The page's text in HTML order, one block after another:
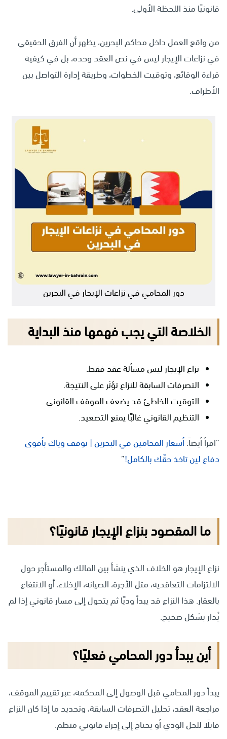
قانونيًا منذ اللحظة الأولى.
من واقع العمل داخل محاكم البحرين، يظهر أن الفرق الحقيقي
في نزاعات الإيجار ليس في نص العقد وحده، بل في كيفية
قراءة الوقائع، وتوقيت الخطوات، وطريقة إدارة التواصل بين
الأطراف.
دور المحامي في نزاعات الإيجار في البحرين
الخلاصة التي يجب فهمها منذ البداية
نزاع الإيجار ليس مسألة عقد فقط.
التصرفات السابقة للنزاع تؤثر على النتيجة.
التوقيت الخاطئ قد يضعف الموقف القانوني.
التنظيم القانوني غالبًا يمنع التصعيد.
“اقرأ أيضاً:أسعار المحامين في البحرين | نوقف وياك بأقوى
دفاع لين تاخذ حقّك بالكامل!”
ما المقصود بنزاع الإيجار قانونيًا؟
نزاع الإيجار هو الخلاف الذي ينشأ بين المالك والمستأجر حول
الالتزامات التعاقدية، مثل الأجرة، الصيانة، الإخلاء، أو الانتفاع
بالعقار. هذا النزاع قد يبدأ وديًا ثم يتحول إلى مسار قانوني إذا لم
يُدار بشكل صحيح.
أين يبدأ دور المحامي فعليًا؟
يبدأ دور المحامي قبل الوصول إلى المحكمة، عبر تقييم الموقف،
مراجعة العقد، تحليل التصرفات السابقة، وتحديد ما إذا كان النزاع
قابلًا للحل الودي أو يحتاج إلى إجراء قانوني منظم.